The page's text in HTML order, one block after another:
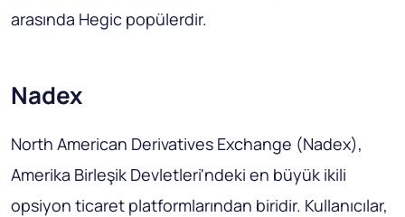
arasında Hegic popülerdir.
Nadex
North American Derivatives Exchange (Nadex),
Amerika Birleşik Devletleri'ndeki en büyük ikili
opsiyon ticaret platformlarından biridir. Kullanıcılar,